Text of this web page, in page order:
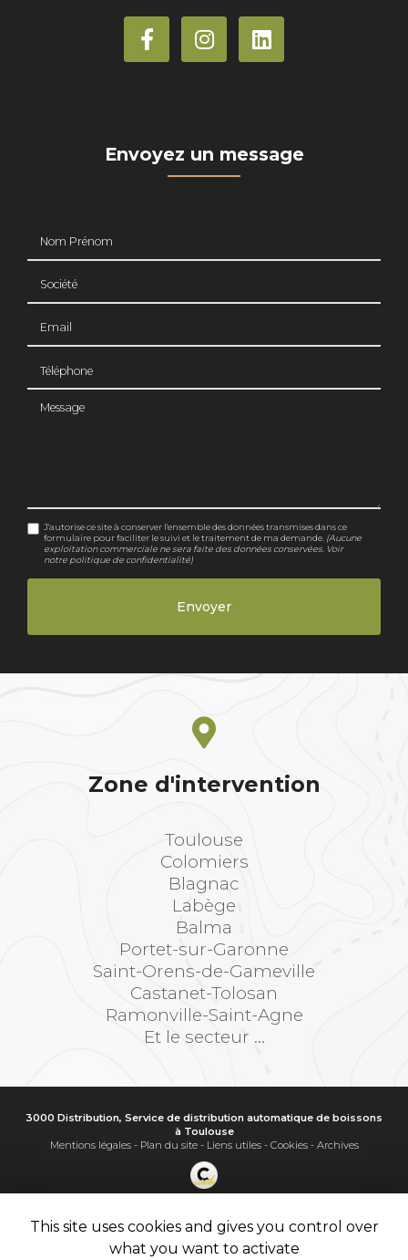
Envoyez un message
Message
J'autorise ce site à conserver l'ensemble des données transmises dans ce
formulaire pour faciliter le suivi et le traitement de ma demande. (Aucune
exploitation commerciale ne sera faite des données conservées. Voir
notre politique de confidentialité)
Zone d'intervention
Toulouse
Colomiers
Blagnac
Labège
Balma
Portet-sur-Garonne
Saint-Orens-de-Gameville
Castanet-Tolosan
Ramonville-Saint-Agne
Et le secteur ...
3000 Distribution, Service de distribution automatique de boissons
à Toulouse
Mentions légales- Plan du site- Liens utiles- Cookies- Archives
Demande de Devis
Secteur- En savoir +
Sitemap
This site uses cookies and gives you control over
what you want to activate